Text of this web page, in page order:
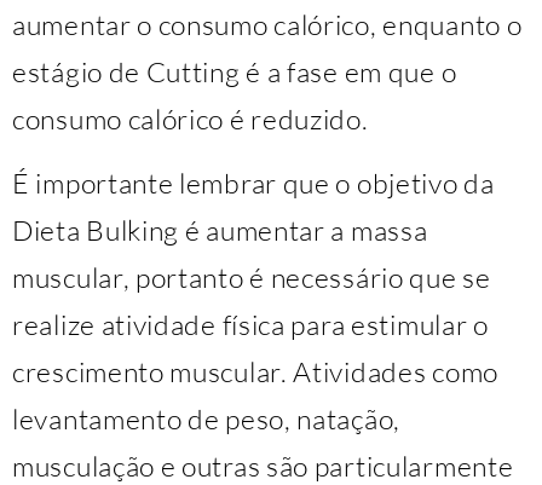
aumentar o consumo calórico, enquanto o
estágio de Cutting é a fase em que o
consumo calórico é reduzido.
É importante lembrar que o objetivo da
Dieta Bulking é aumentar a massa
muscular, portanto é necessário que se
realize atividade física para estimular o
crescimento muscular. Atividades como
levantamento de peso, natação,
musculação e outras são particularmente